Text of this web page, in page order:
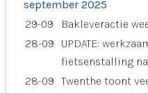
september 2025
29-09
Bakleveractie
28-09
UPDATE:
fietsenstalling
28-09 Twenthe toont